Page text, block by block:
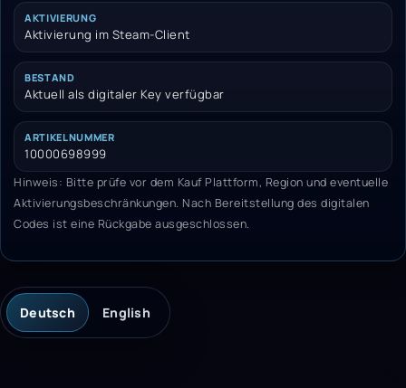
AKTIVIERUNG
Aktivierung im Steam-Client
BESTAND
Aktuell als digitaler Key verfügbar
ARTIKELNUMMER
10000698999
Hinweis: Bitte prüfe vor dem Kauf Plattform, Region und eventuelle
Aktivierungsbeschränkungen. Nach Bereitstellung des digitalen
Codes ist eine Rückgabe ausgeschlossen.
Deutsch English